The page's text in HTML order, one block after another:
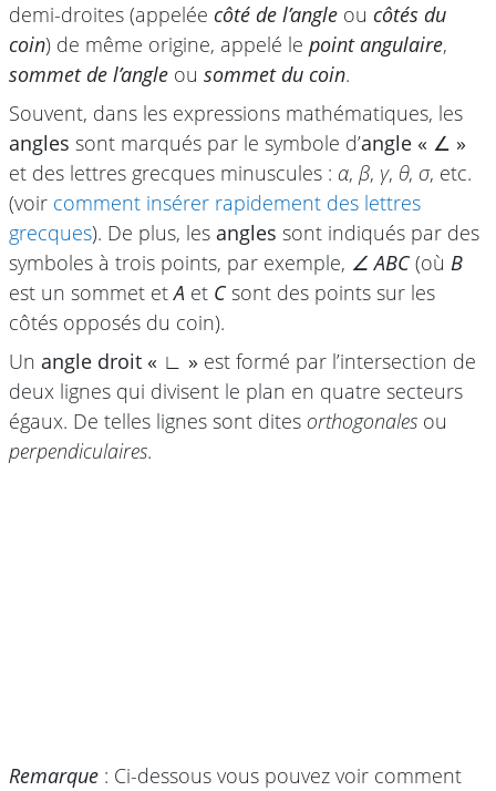
demi-droites (appelée côté de l’angle ou côtés du
coin) de même origine, appelé le point angulaire,
sommet de l’angle ou sommet du coin.
Souvent, dans les expressions mathématiques, les
angles sont marqués par le symbole d’angle « ∠ »
et des lettres grecques minuscules : α, β, γ, θ, σ, etc.
(voir comment insérer rapidement des lettres
grecques). De plus, les angles sont indiqués par des
symboles à trois points, par exemple, ∠ ABC (où B
est un sommet etA et C sont des points sur les
côtés opposés du coin).
Un angle droit « ∟ » est formé par l’intersection de
deux lignes qui divisent le plan en quatre secteurs
égaux. De telles lignes sont dites orthogonales ou
perpendiculaires.
Remarque : Ci-dessous vous pouvez voir comment